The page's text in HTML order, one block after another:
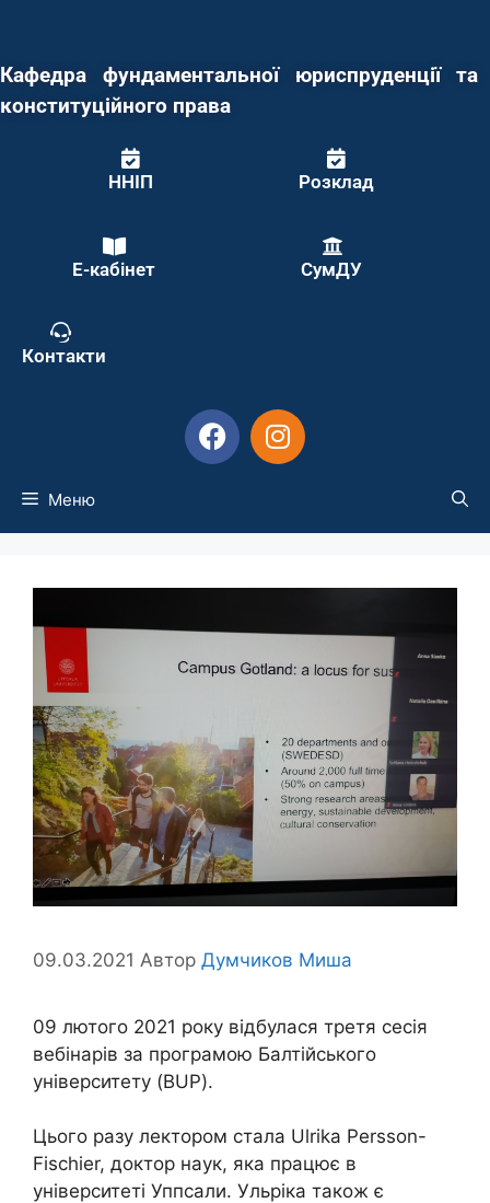
Кафедра фундаментальної юриспруденції та
конституційного права
ННІП Розклад
Е-кабінет СумДУ
Контакти
Меню
09.03.2021 Автор Думчиков Миша
09 лютого 2021 року відбулася третя сесія
вебінарів за програмою Балтійського
університету (BUP).
Цього разу лектором стала Ulrika Persson-
Fischier, доктор наук, яка працює в
університеті Уппсали. Ульріка також є